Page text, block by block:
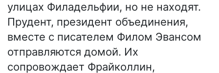
улицах Филадельфии, но не находят.
Прудент, президент объединения,
вместе с писателем Филом Эвансом
отправляются домой. Их
сопровождает Фрайколлин,